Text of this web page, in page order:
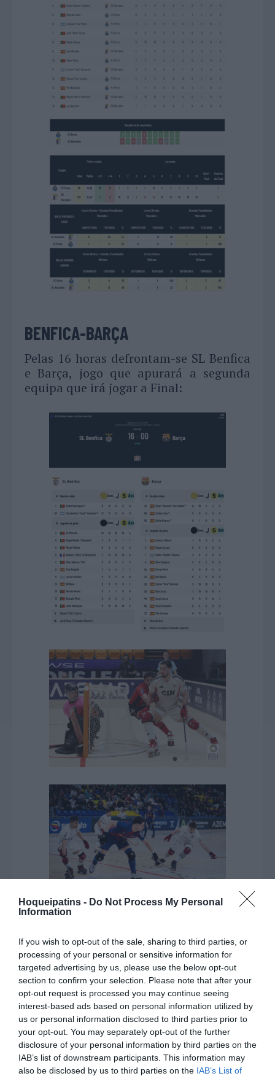
Hoqueipatins - Do Not Process My Personal
Information
If you wish to opt-out of the sale, sharing to third parties, or
processing of your personal or sensitive information for
targeted advertising by us, please use the below opt-out
section to confirm your selection. Please note that after your
opt-out request is processed you may continue seeing
interest-based ads based on personal information utilized by
us or personal information disclosed to third parties prior to
your opt-out. You may separately opt-out of the further
disclosure of your personal information by third parties on the
IAB’s list of downstream participants. This information may
also be disclosed by us to third parties on the IAB’s List of
BENFICA-BARÇA
Pelas 16 horas defrontam-se SL Benfica
e Barça, jogo que apurará a segunda
equipa que irá jogar a Final:
desempenho algo diferente: 9 vitórias e
1 empate para o Benfica e 7 vitórias, 2
empates e 1 derrota para o Barça. Nos
Quartos de Final, Benfica e Barça
venceram respetivamente Reus (4-3
após grandes penalidades) e Sporting
(2-0 após prolongamento). Vejamos
abaixo uma série de quadros que
complementam a informação acima: